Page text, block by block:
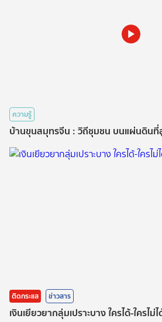
ความรู้
บ้านขุนสมุทรจีน : วิถีชุมชน บนแผ่นดิน
ติดกระแส ข่าวสาร
เงินเยียวยากลุ่มเปราะบาง ใครได้-ใครไ